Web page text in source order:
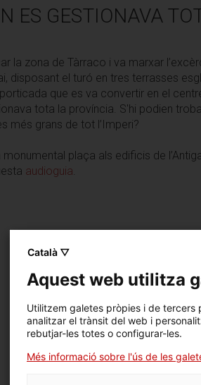
ES GESTIONAVA
la zona de Tàrraco i va marxar
disposant el turó en tres terrasses
que es va convertir en el
tota la província. S'hi podien
més grans de tot l’Imperi?
plaça als edificis de
audioguia
Català ▽
Aquest web utilitza
Utilitzem galetes pròpies i de tercers
analitzar el trànsit del web i
rebutjar-les totes o configurar-les.
Més informació sobre l'ús de les